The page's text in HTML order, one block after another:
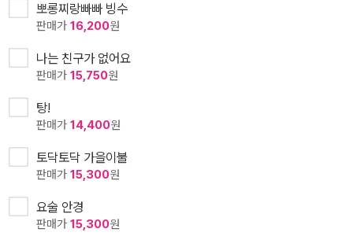
뽀롱찌랑빠빠 빙수
판매가 16,200원
나는 친구가 없어요
판매가 15,750원
탕!
판매가 14,400원
토닥토닥 가을이불
판매가 15,300원
요술 안경
판매가 15,300원